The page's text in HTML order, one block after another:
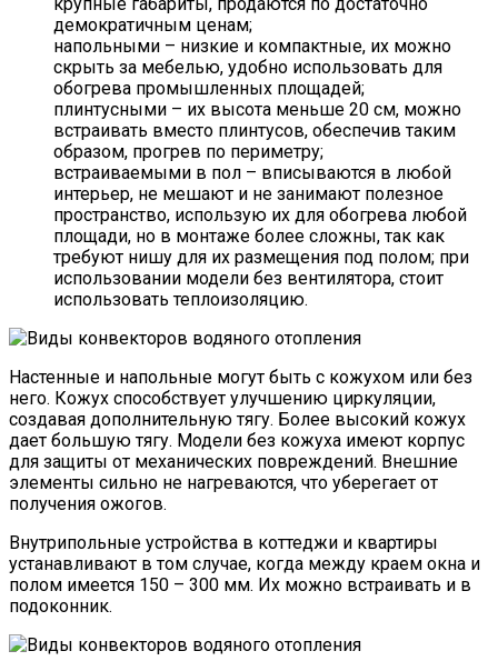
демократичным ценам;
напольными – низкие и компактные, их можно
скрыть за мебелью, удобно использовать для
обогрева промышленных площадей;
плинтусными – их высота меньше 20 см, можно
встраивать вместо плинтусов, обеспечив таким
образом, прогрев по периметру;
встраиваемыми в пол – вписываются в любой
интерьер, не мешают и не занимают полезное
пространство, использую их для обогрева любой
площади, но в монтаже более сложны, так как
требуют нишу для их размещения под полом; при
использовании модели без вентилятора, стоит
использовать теплоизоляцию.
Настенные и напольные могут быть с кожухом или без
него. Кожух способствует улучшению циркуляции,
создавая дополнительную тягу. Более высокий кожух
дает большую тягу. Модели без кожуха имеют корпус
для защиты от механических повреждений. Внешние
элементы сильно не нагреваются, что уберегает от
получения ожогов.
Внутрипольные устройства в коттеджи и квартиры
устанавливают в том случае, когда между краем окна и
полом имеется 150 – 300 мм. Их можно встраивать и в
подоконник.